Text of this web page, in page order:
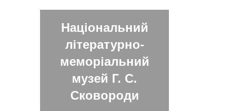
Національний
літературно-
меморіальний
музей Г. С.
Сковороди